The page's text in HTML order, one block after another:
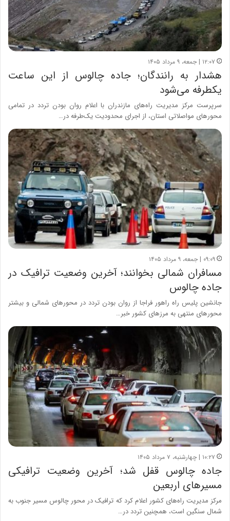
۱۲:۰۷ | جمعه، ۹ مرداد ۱۴۰۵
هشدار به رانندگان؛ جاده چالوس از این ساعت
یکطرفه می‌شود
سرپرست مرکز مدیریت راه‌های مازندران با اعلام روان بودن تردد در تمامی
محورهای مواصلاتی استان، از اجرای محدودیت یک‌طرفه در…
۰۹:۰۹ | جمعه، ۹ مرداد ۱۴۰۵
مسافران شمالی بخوانند؛ آخرین وضعیت ترافیک در
جاده‌ چالوس
جانشین پلیس راه راهور فراجا از روان بودن تردد در محورهای شمالی و بیشتر
محورهای منتهی به مرزهای کشور خبر…
۱۰:۲۷ | چهارشنبه، ۷ مرداد ۱۴۰۵
جاده چالوس قفل شد؛ آخرین وضعیت ترافیکی
مسیرهای اربعین
مرکز مدیریت راه‌های کشور اعلام کرد که ترافیک در محور چالوس مسیر جنوب به
شمال سنگین است، همچنین تردد در…